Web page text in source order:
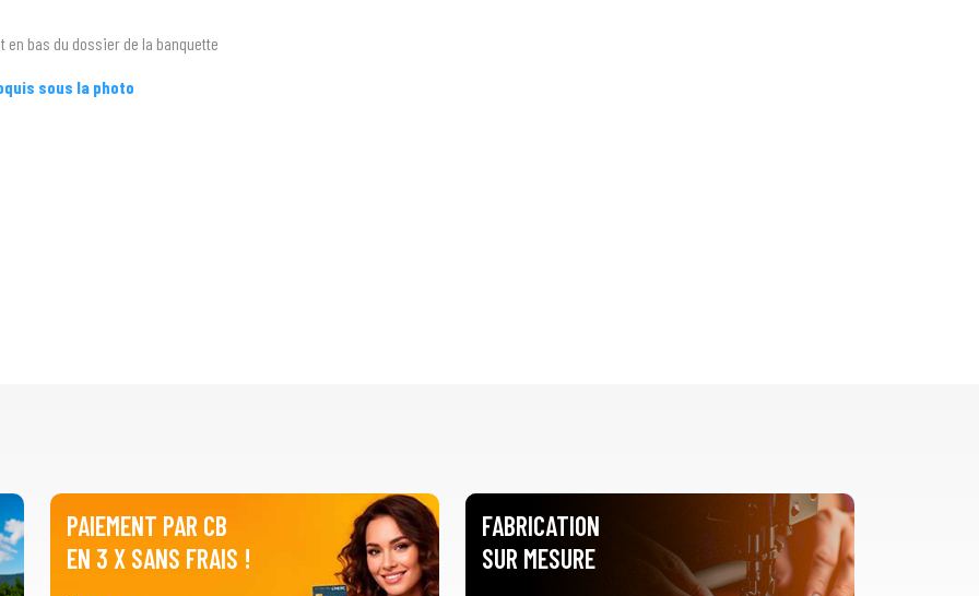
bas du dossier de la banquette
sous la photo
PAIEMENT PAR CB
EN 3 X SANS FRAIS !
FABRICATION
SUR MESURE